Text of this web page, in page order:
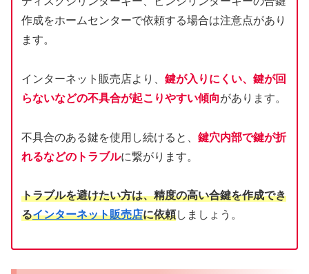
作成をホームセンターで依頼する場合は注意点があり
ます。
インターネット販売店より、 鍵が入りにくい、鍵が回
らないなどの不具合が起こりやすい傾向があります。
不具合のある鍵を使用し続けると、 鍵穴内部で鍵が折
れるなどのトラブルに繋がります。
トラブルを避けたい方は、精度の高い合鍵を作成でき
るインターネット販売店に依頼しましょう。